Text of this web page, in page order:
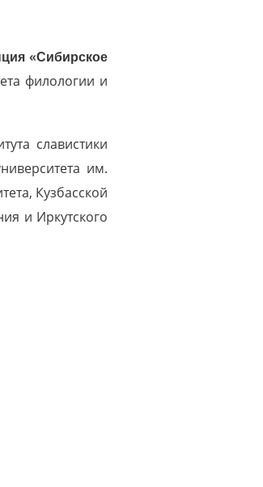
«Сибирское
филологии и
славистики
им.
Кузбасской
и Иркутского